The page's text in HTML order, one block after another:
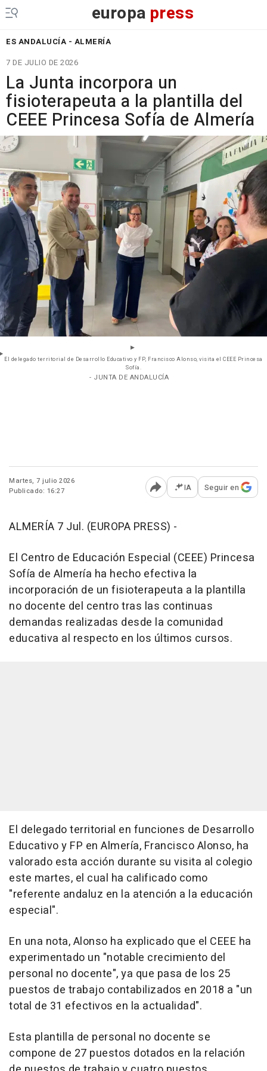
europa press
ES ANDALUCÍA - ALMERÍA
7 DE JULIO DE 2026
La Junta incorpora un
fisioterapeuta a la plantilla del
CEEE Princesa Sofía de Almería
El delegado territorial de Desarrollo Educativo y FP, Francisco Alonso, visita el CEEE Princesa
Sofía.
- JUNTA DE ANDALUCÍA
Martes, 7 julio 2026
Publicado: 16:27
Abrir opciones para
IA Seguir en
ALMERÍA 7 Jul. (EUROPA PRESS) -
El Centro de Educación Especial (CEEE) Princesa
Sofía de Almería ha hecho efectiva la
incorporación de un fisioterapeuta a la plantilla
no docente del centro tras las continuas
demandas realizadas desde la comunidad
educativa al respecto en los últimos cursos.
El delegado territorial en funciones de Desarrollo
Educativo y FP en Almería, Francisco Alonso, ha
valorado esta acción durante su visita al colegio
este martes, el cual ha calificado como
"referente andaluz en la atención a la educación
especial".
En una nota, Alonso ha explicado que el CEEE ha
experimentado un "notable crecimiento del
personal no docente", ya que pasa de los 25
puestos de trabajo contabilizados en 2018 a "un
total de 31 efectivos en la actualidad".
Esta plantilla de personal no docente se
compone de 27 puestos dotados en la relación